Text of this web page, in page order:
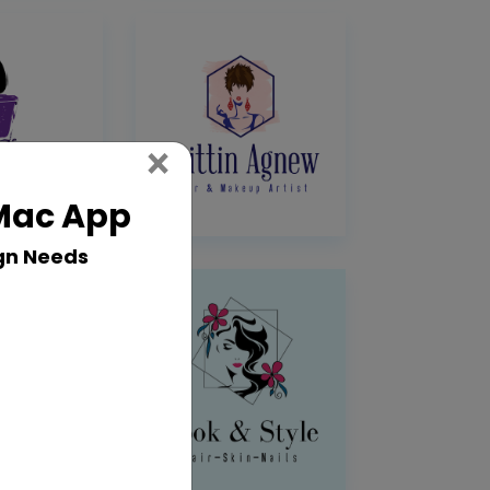
App
Needs
× Close